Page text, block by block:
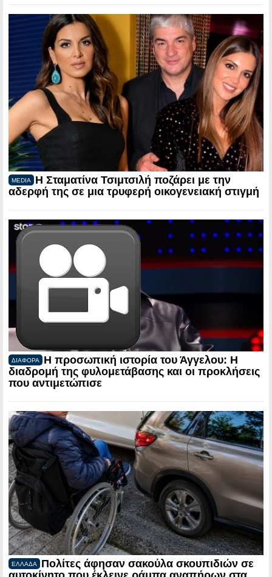
MEDIA
Η Σταματίνα Τσιμτσιλή ποζάρει με την
αδερφή της σε μια τρυφερή οικογενειακή στιγμή
ΔΙΑΦΟΡΑ
Η προσωπική ιστορία του Άγγελου: Η
διαδρομή της φυλομετάβασης και οι προκλήσεις
που αντιμετώπισε
ΕΛΛΑΔΑ
Πολίτες άφησαν σακούλα σκουπιδιών σε